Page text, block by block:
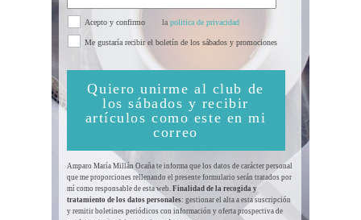
la politica de privacidad
Amparo María Millán Ocaña te informa que los datos de carácter personal
que me proporciones rellenando el presente formulario serán tratados por
mí como responsable de esta web. Finalidad de la recogida y
tratamiento de los datos personales: gestionar el alta a esta suscripción
y remitir boletines periódicos con información y oferta prospectiva de
Acepto y confirmo
Me gustaría recibir el boletín de los sábados y promociones
Quiero unirme al club de
los sábados y recibir
artículos como este en mi
correo